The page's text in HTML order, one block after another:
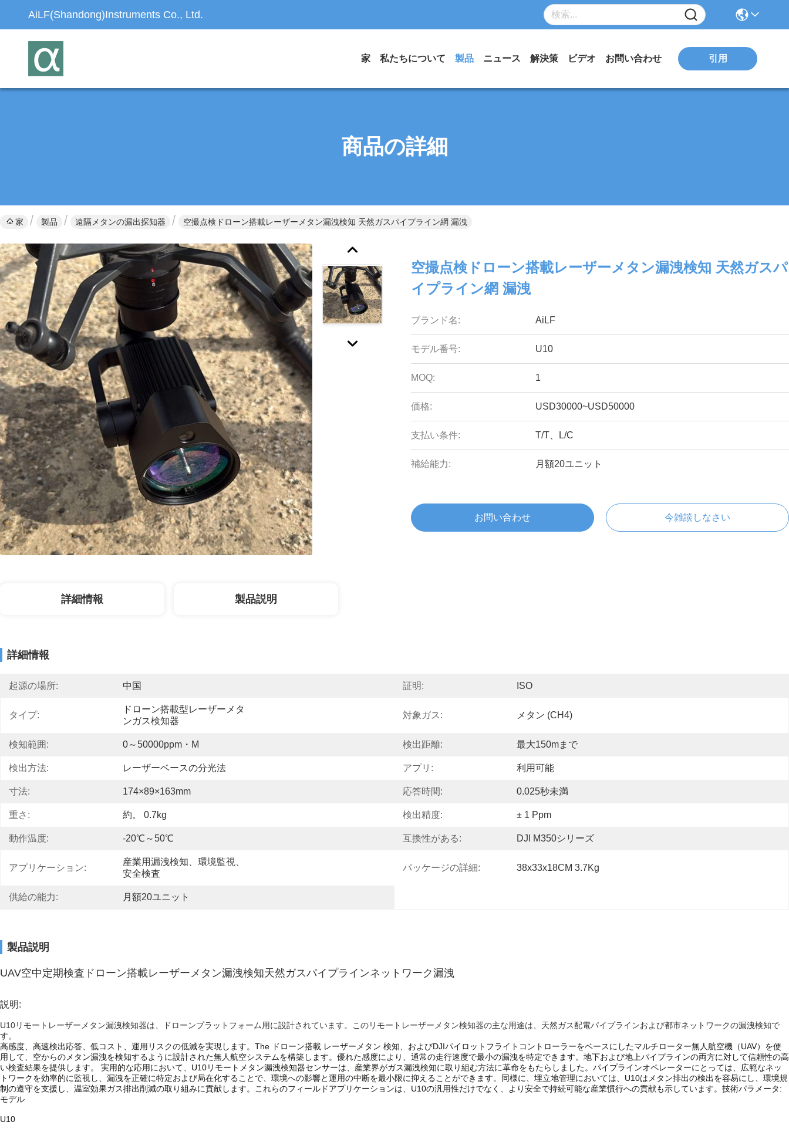
AiLF(Shandong)Instruments Co., Ltd.
家 私たちについて 製品 ニュース 解決策 ビデオ お問い合わせ 引用
商品の詳細
家 製品 遠隔メタンの漏出探知器 空撮点検ドローン搭載レーザーメタン漏洩検知 天然ガスパイプライン網 漏洩
空撮点検ドローン搭載レーザーメタン漏洩検知 天然ガスパ
イプライン網 漏洩
ブランド名: AiLF
モデル番号: U10
MOQ: 1
価格: USD30000~USD50000
支払い条件: T/T、L/C
補給能力: 月額20ユニット
お問い合わせ 今雑談しなさい
詳細情報 製品説明
詳細情報
起源の場所: 中国 証明: ISO
タイプ:
ドローン搭載型レーザーメタ
ンガス検知器
対象ガス: メタン (CH4)
検知範囲: 0～50000ppm・m 検出距離: 最大150mまで
検出方法: レーザーベースの分光法 アプリ: 利用可能
寸法: 174×89×163mm 応答時間: 0.025秒未満
重さ: 約。 0.7kg 検出精度: ± 1 Ppm
動作温度: -20℃～50℃ 互換性がある: DJI M350シリーズ
アプリケーション:
産業用漏洩検知、環境監視、
安全検査
パッケージの詳細: 38x33x18CM 3.7Kg
供給の能力: 月額20ユニット
製品説明
UAV空中定期検査ドローン搭載レーザーメタン漏洩検知天然ガスパイプラインネットワーク漏洩
説明:
U10リモートレーザーメタン漏洩検知器は、ドローンプラットフォーム用に設計されています。このリモートレーザーメタン検知器の主な用途は、天然ガス配電パイプラインおよび都市ネットワークの漏洩検知で
す。
高感度、高速検出応答、低コスト、運用リスクの低減を実現します。 The ドローン搭載 レーザーメタン 検知 、およびDJIパイロットフライトコントローラーをベースにしたマルチローター無人航空機（UAV）を使
用して、空からのメタン漏洩を検知するように設計された無人航空システムを構築します。 優れた感度により、通常の走行速度で最小の漏洩を特定できます。地下および地上パイプラインの両方に対して信頼性の高
い検査結果を提供します。
実用的な応用において、U10リモートメタン漏洩検知器センサーは、産業界がガス漏洩検知に取り組む方法に革命をもたらしました。パイプラインオペレーターにとっては、広範なネッ
トワークを効率的に監視し、漏洩を正確に特定および局在化することで、環境への影響と運用の中断を最小限に抑えることができます。同様に、埋立地管理においては、U10はメタン排出の検出を容易にし、環境規
制の遵守を支援し、温室効果ガス排出削減の取り組みに貢献します。これらのフィールドアプリケーションは、U10の汎用性だけでなく、より安全で持続可能な産業慣行への貢献も示しています。 技術パラメータ:
モデル
U10